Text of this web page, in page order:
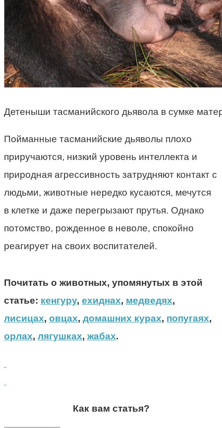
Детеныши тасманийского дьявола в сумке
Пойманные тасманийские дьяволы плохо
приручаются, низкий уровень интеллекта и
природная агрессивность затрудняют контакт с
людьми, животные нередко кусаются, мечутся
в клетке и даже перегрызают прутья. Однако
потомство, рожденное в неволе, спокойно
реагирует на своих воспитателей.
Почитать о животных, упомянутых в этой
статье: кенгуру, ехиднах, медведях,
лисицах, овцах, домашних курах, попугаях,
орлах, лягушках, жабах.
Как вам статья?